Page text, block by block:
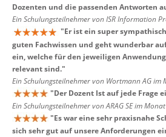
Dozenten und die passenden Antworten
Ein Schulungsteilnehmer von ISR Information
"Er ist ein super
guten Fachwissen und geht wunderbar
ein, welche für den jeweiligen
relevant sind."
Ein Schulungsteilnehmer von Wortmann AG im
"Der Dozent Ist auf jede Frage
Ein Schulungsteilnehmer von ARAG SE im
"Es war eine sehr praxisnahe
sich sehr gut auf unsere Anforderungen